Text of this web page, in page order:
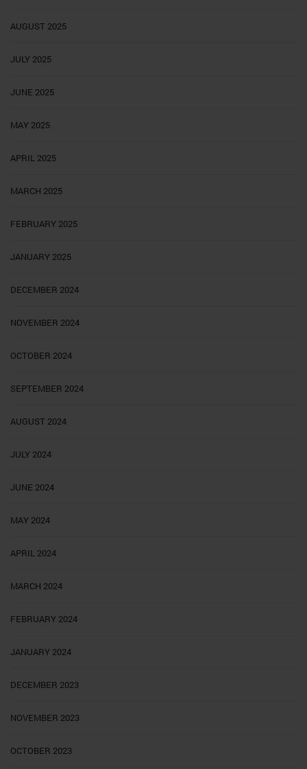
AUGUST 2025
JULY 2025
JUNE 2025
MAY 2025
APRIL 2025
MARCH 2025
FEBRUARY 2025
JANUARY 2025
DECEMBER 2024
NOVEMBER 2024
OCTOBER 2024
SEPTEMBER 2024
AUGUST 2024
JULY 2024
JUNE 2024
MAY 2024
APRIL 2024
MARCH 2024
FEBRUARY 2024
JANUARY 2024
DECEMBER 2023
NOVEMBER 2023
OCTOBER 2023